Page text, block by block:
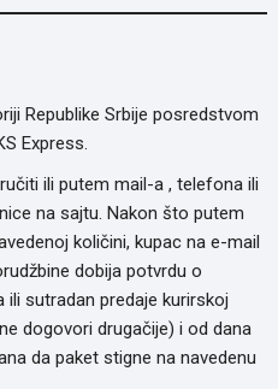
Republike Srbije posredstvom
Express.
ili putem mail-a , telefona ili
na sajtu. Nakon što putem
količini, kupac na e-mail
dobija potvrdu o
ili sutradan predaje kurirskoj
dogovori drugačije) i od dana
da paket stigne na navedenu